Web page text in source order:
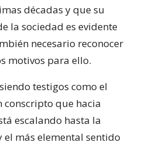
décadas y que su
la sociedad es evidente
necesario reconocer
motivos para ello.
testigos como el
que hacia
escalando hasta la
el más elemental sentido